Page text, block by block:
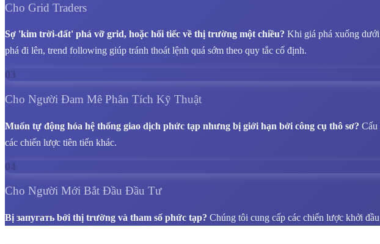
Cho Grid Traders
Sợ 'kim trời-đất' phá vỡ grid, hoặc hối tiếc về thị trường một chiều? Khi giá phá xuống
phá đi lên, trend following giúp tránh thoát lệnh quá sớm theo quy tắc cố định.
03
Cho Người Đam Mê Phân Tích Kỹ Thuật
Muốn tự động hóa hệ thống giao dịch phức tạp nhưng bị giới hạn bởi công cụ thô sơ? Cấu
các chiến lược tiên tiến khác.
04
Cho Người Mới Bắt Đầu Đầu Tư
Bị запугать bởi thị trường và tham số phức tạp? Chúng tôi cung cấp các chiến lược khởi